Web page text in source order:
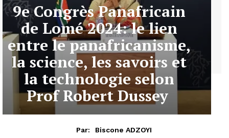
9e Congrès Panafricain
de Lomé 2024: le lien
entre le panafricanisme,
la science, les savoirs et
la technologie selon
Prof Robert Dussey
Par:
Biscone ADZOYI